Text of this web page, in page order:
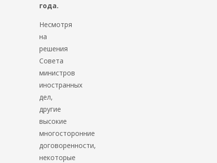
года.
Несмотря
на
решения
Совета
министров
иностранных
дел,
другие
высокие
многосторонние
договоренности,
некоторые